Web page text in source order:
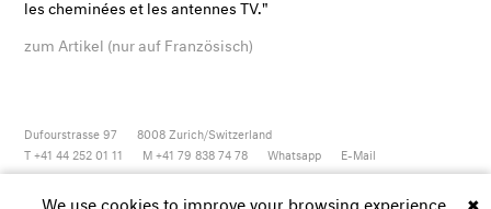
les cheminées et les antennes TV."
zum Artikel (nur auf Französisch)
Dufourstrasse 97 8008 Zurich/Switzerland
T +41 44 252 01 11
M +41 79 838 74 78 Whatsapp E-Mail
Newsletter Instagram Vimeo Youtube ✖
We use cookies to improve your browsing experience.